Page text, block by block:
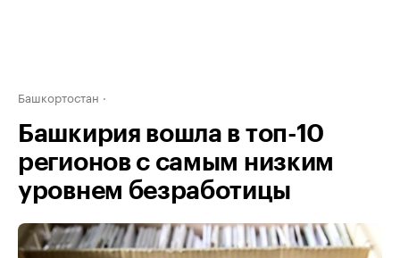
Башкортостан
Башкирия вошла в топ-10
регионов с самым низким
уровнем безработицы